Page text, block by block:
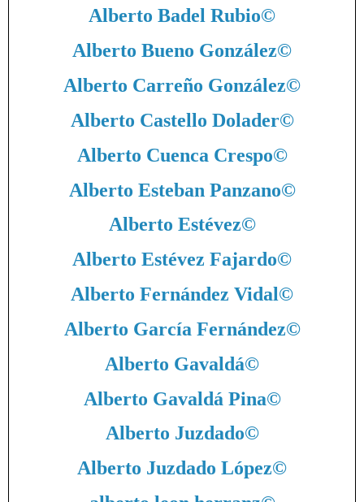
Alberto Badel Rubio©
Alberto Bueno González©
Alberto Carreño González©
Alberto Castello Dolader©
Alberto Cuenca Crespo©
Alberto Esteban Panzano©
Alberto Estévez©
Alberto Estévez Fajardo©
Alberto Fernández Vidal©
Alberto García Fernández©
Alberto Gavaldá©
Alberto Gavaldá Pina©
Alberto Juzdado©
Alberto Juzdado López©